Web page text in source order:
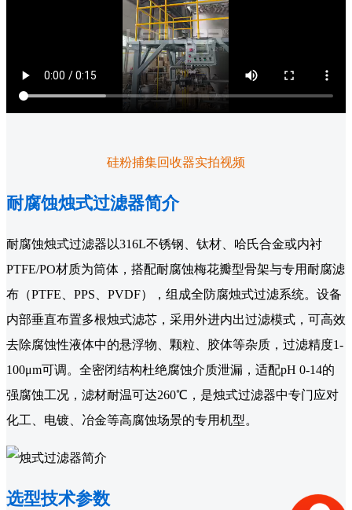
硅粉捕集回收器实拍视频
耐腐蚀烛式过滤器简介
耐腐蚀烛式过滤器以316L不锈钢、钛材、哈氏合金或内衬
PTFE/PO材质为筒体，搭配耐腐蚀梅花瓣型骨架与专用耐腐滤
布（PTFE、PPS、PVDF），组成全防腐烛式过滤系统。设备
内部垂直布置多根烛式滤芯，采用外进内出过滤模式，可高效
去除腐蚀性液体中的悬浮物、颗粒、胶体等杂质，过滤精度1-
100μm可调。全密闭结构杜绝腐蚀介质泄漏，适配pH 0-14的
强腐蚀工况，滤材耐温可达260℃，是烛式过滤器中专门应对
化工、电镀、冶金等高腐蚀场景的专用机型。
选型技术参数